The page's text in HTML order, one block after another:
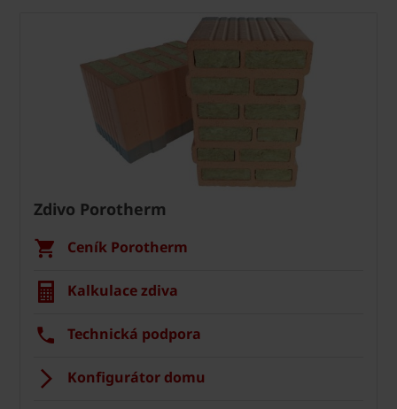
Zdivo Porotherm
Ceník Porotherm
Kalkulace zdiva
Technická podpora
Konfigurátor domu